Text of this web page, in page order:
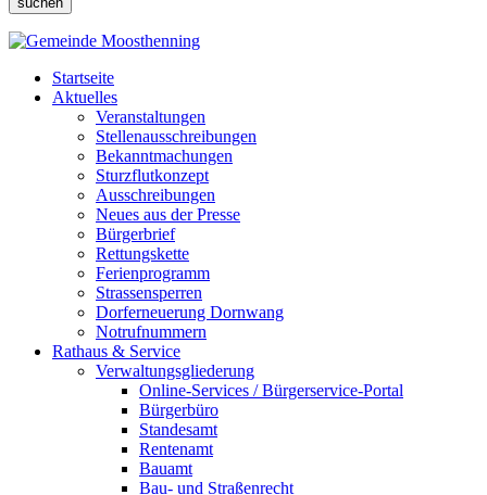
Startseite
Aktuelles
Veranstaltungen
Stellenausschreibungen
Bekanntmachungen
Sturzflutkonzept
Ausschreibungen
Neues aus der Presse
Bürgerbrief
Rettungskette
Ferienprogramm
Strassensperren
Dorferneuerung Dornwang
Notrufnummern
Rathaus & Service
Verwaltungsgliederung
Online-Services / Bürgerservice-Portal
Bürgerbüro
Standesamt
Rentenamt
Bauamt
Bau- und Straßenrecht